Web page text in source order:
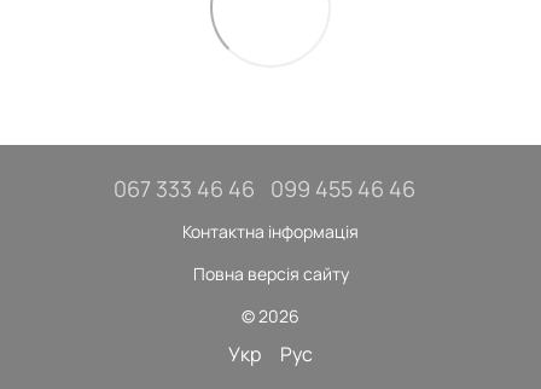
067 333 46 46 099 455 46 46
Контактна інформація
Повна версія сайту
© 2026
Укр Рус